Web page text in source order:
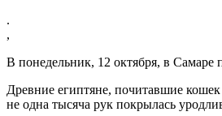
.
,
В понедельник, 12 октября, в Самаре
Древние египтяне, почитавшие
не одна тысяча рук покрылась